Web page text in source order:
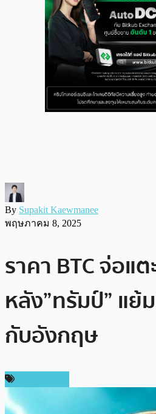
By Supakit Kaewmanee
พฤษภาคม 8, 2025
ราคา BTC จ่อแ
หลัง”ทรัมป์” แย้
กับอังกฤษ